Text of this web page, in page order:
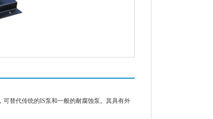
替代传统的IS泵和一般的耐腐蚀泵。其具有外